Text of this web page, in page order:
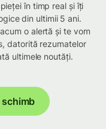
în timp real și îți
din ultimii 5 ani.
o alertă și te vom
datorită rezumatelor
ultimele noutăți.
schimb